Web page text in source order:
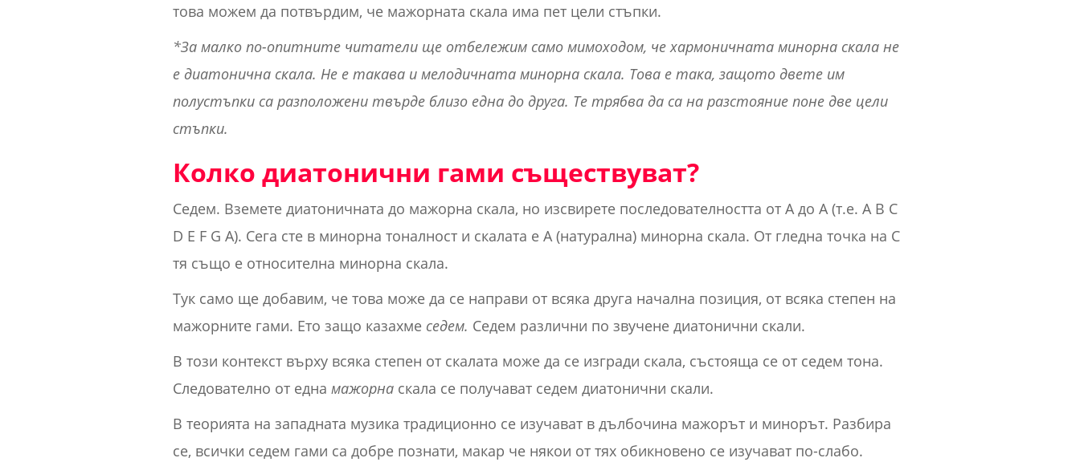
това можем да потвърдим, че мажорната скала има пет цели стъпки.
*За малко по-опитните читатели ще отбележим само мимоходом, че хармоничната минорна скала не
е диатонична скала. Не е такава и мелодичната минорна скала. Това е така, защото двете им
полустъпки са разположени твърде близо една до друга. Те трябва да са на разстояние поне две цели
стъпки.
Колко диатонични гами съществуват?
Седем. Вземете диатоничната до мажорна скала, но изсвирете последователността от А до А (т.е. A B C
D E F G A). Сега сте в минорна тоналност и скалата е A (натурална) минорна скала. От гледна точка на C
тя също е относителна минорна скала.
Тук само ще добавим, че това може да се направи от всяка друга начална позиция, от всяка степен на
мажорните гами. Ето защо казахме седем. Седем различни по звучене диатонични скали.
В този контекст върху всяка степен от скалата може да се изгради скала, състояща се от седем тона.
Следователно от еднамажорна скала се получават седем диатонични скали.
В теорията на западната музика традиционно се изучават в дълбочина мажорът и минорът. Разбира
се, всички седем гами са добре познати, макар че някои от тях обикновено се изучават по-слабо.